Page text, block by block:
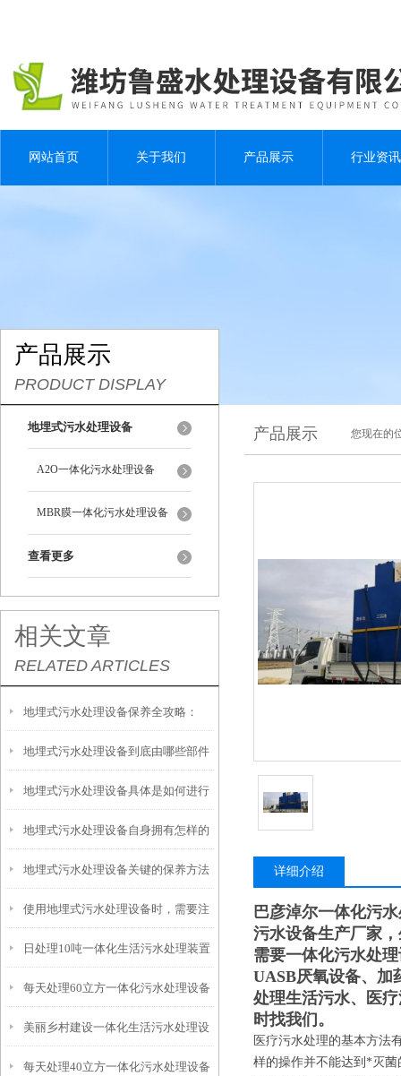
网站首页 关于我们 产品展示 行业资讯
产品展示
PRODUCT DISPLAY
地埋式污水处理设备
A2O一体化污水处理设备
MBR膜一体化污水处理设备
查看更多
相关文章
RELATED ARTICLES
地埋式污水处理设备保养全攻略：
让“地下卫士”持续高效运转
地埋式污水处理设备到底由哪些部件
撑起？核心结构一文拆解
地埋式污水处理设备具体是如何进行
安装的呢？
地埋式污水处理设备自身拥有怎样的
特点呢？
地埋式污水处理设备关键的保养方法
使用地埋式污水处理设备时，需要注
意以下事项
日处理10吨一体化生活污水处理装置
每天处理60立方一体化污水处理设备
美丽乡村建设一体化生活污水处理设
备
每天处理40立方一体化污水处理设备
产品展示 您现在的
详细介绍
巴彦淖尔一体化污
污水设备生产厂家
需要一体化污水处
UASB厌氧设备、加
处理生活污水、医
时找我们。
医疗污水处理的基本方法
样的操作并不能达到*灭